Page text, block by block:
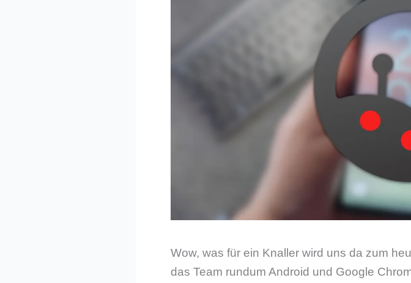
Wow, was für ein Knaller wird uns da zum
das Team rundum Android und Google